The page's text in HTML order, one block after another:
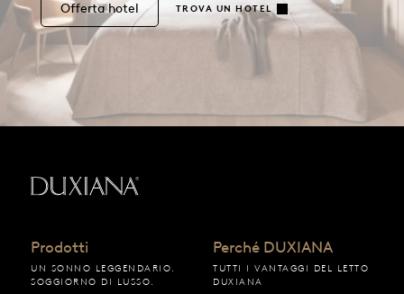
Offerta hotel TROVA UN HOTEL
Prodotti
UN SONNO LEGGENDARIO.
SOGGIORNO DI LUSSO.
Perché DUXIANA
TUTTI I VANTAGGI DEL LETTO
DUXIANA